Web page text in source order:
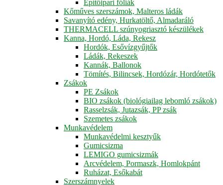
Építőipari fóliák
Kőműves szerszámok, Malteros ládák
Savanyító edény, Hurkatöltő, Almadaráló
THERMACELL szúnyogriasztó készülékek
Kanna, Hordó, Láda, Rekesz
Hordók, Esővízgyűjtők
Ládák, Rekeszek
Kannák, Ballonok
Tömítés, Bilincsek, Hordózár, Hordótetők
Zsákok
PE Zsákok
BIO zsákok (biológiailag lebomló zsákok)
Rasselzsák, Jutazsák, PP zsák
Szemetes zsákok
Munkavédelem
Munkavédelmi kesztyűk
Gumicsizma
LEMIGO gumicsizmák
Arcvédelem, Pormaszk, Homlokpánt
Ruházat, Esőkabát
Szerszámnyelek